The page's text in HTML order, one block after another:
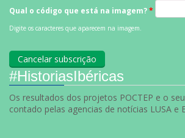
Qual o código que está na imagem?*
Digite os caracteres que aparecem na imagem.
#HistoriasIbéricas
Os resultados dos projetos POCTEP e o
contado pelas agencias de notícias LUSA e